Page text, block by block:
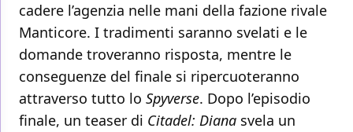
cadere l’agenzia nelle mani della fazione rivale
Manticore. I tradimenti saranno svelati e le
domande troveranno risposta, mentre le
conseguenze del finale si ripercuoteranno
attraverso tutto lo Spyverse. Dopo l’episodio
finale, un teaser di Citadel: Diana svela un